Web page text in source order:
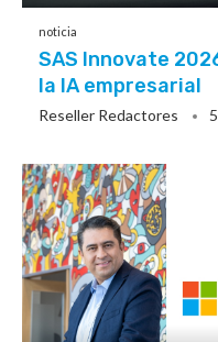
noticia
SAS Innovate
la IA empresarial
Reseller Redactores